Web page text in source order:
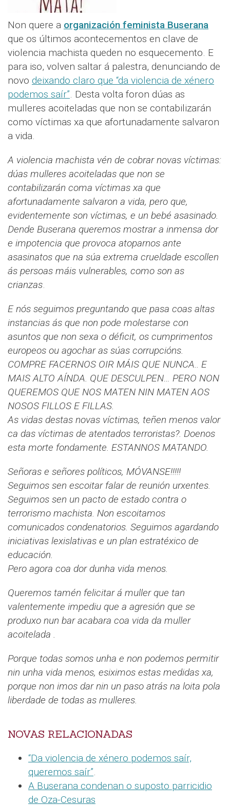
Non quere a organización feminista Buserana
que os últimos acontecementos en clave de
violencia machista queden no esquecemento. E
para iso, volven saltar á palestra, denunciando de
novo deixando claro que “da violencia de xénero
podemos saír”. Desta volta foron dúas as
mulleres acoiteladas que non se contabilizarán
como víctimas xa que afortunadamente salvaron
a vida.
A violencia machista vén de cobrar novas víctimas:
dúas mulleres acoiteladas que non se
contabilizarán coma víctimas xa que
afortunadamente salvaron a vida, pero que,
evidentemente son víctimas, e un bebé asasinado.
Dende Buserana queremos mostrar a inmensa dor
e impotencia que provoca atoparnos ante
asasinatos que na súa extrema crueldade escollen
ás persoas máis vulnerables, como son as
crianzas.
E nós seguimos preguntando que pasa coas altas
instancias ás que non pode molestarse con
asuntos que non sexa o déficit, os cumprimentos
europeos ou agochar as súas corrupcións.
COMPRE FACERNOS OIR MÁIS QUE NUNCA.. E
MAIS ALTO AÍNDA. QUE DESCULPEN… PERO NON
QUEREMOS QUE NOS MATEN NIN MATEN AOS
NOSOS FILLOS E FILLAS.
As vidas destas novas víctimas, teñen menos valor
ca das víctimas de atentados terroristas?. Doenos
esta morte fondamente. ESTANNOS MATANDO.
Señoras e señores políticos, MÓVANSE!!!!!
Seguimos sen escoitar falar de reunión urxentes.
Seguimos sen un pacto de estado contra o
terrorismo machista. Non escoitamos
comunicados condenatorios. Seguimos agardando
iniciativas lexislativas e un plan estratéxico de
educación.
Pero agora coa dor dunha vida menos.
Queremos tamén felicitar á muller que tan
valentemente impediu que a agresión que se
produxo nun bar acabara coa vida da muller
acoitelada .
Porque todas somos unha e non podemos permitir
nin unha vida menos, esiximos estas medidas xa,
porque non imos dar nin un paso atrás na loita pola
liberdade de todas as mulleres.
NOVAS RELACIONADAS
“Da violencia de xénero podemos saír,
queremos saír”.
A Buserana condenan o suposto parricidio
de Oza-Cesuras